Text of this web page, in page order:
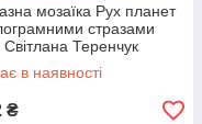
мозаїка Рух планет
стразами
Світлана Теренчук
40х50 (AMO7640)
в наявності
₴